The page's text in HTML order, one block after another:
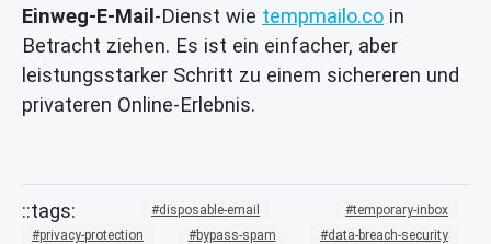
Einweg-E-Mail -Dienst wie tempmailo.co in
Betracht ziehen. Es ist ein einfacher, aber
leistungsstarker Schritt zu einem sichereren und
privateren Online-Erlebnis.
disposable-email
temporary-inbox
privacy-protection
bypass-spam
data-breach-security